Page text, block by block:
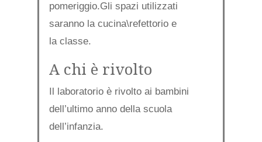
pomeriggio.Gli spazi utilizzati
saranno la cucina\refettorio e
la classe.
A chi è rivolto
Il laboratorio è rivolto ai bambini
dell’ultimo anno della scuola
dell’infanzia.